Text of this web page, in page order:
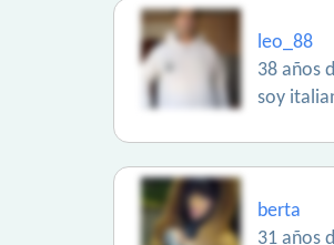
leo_88
38 años
soy
berta
31 años